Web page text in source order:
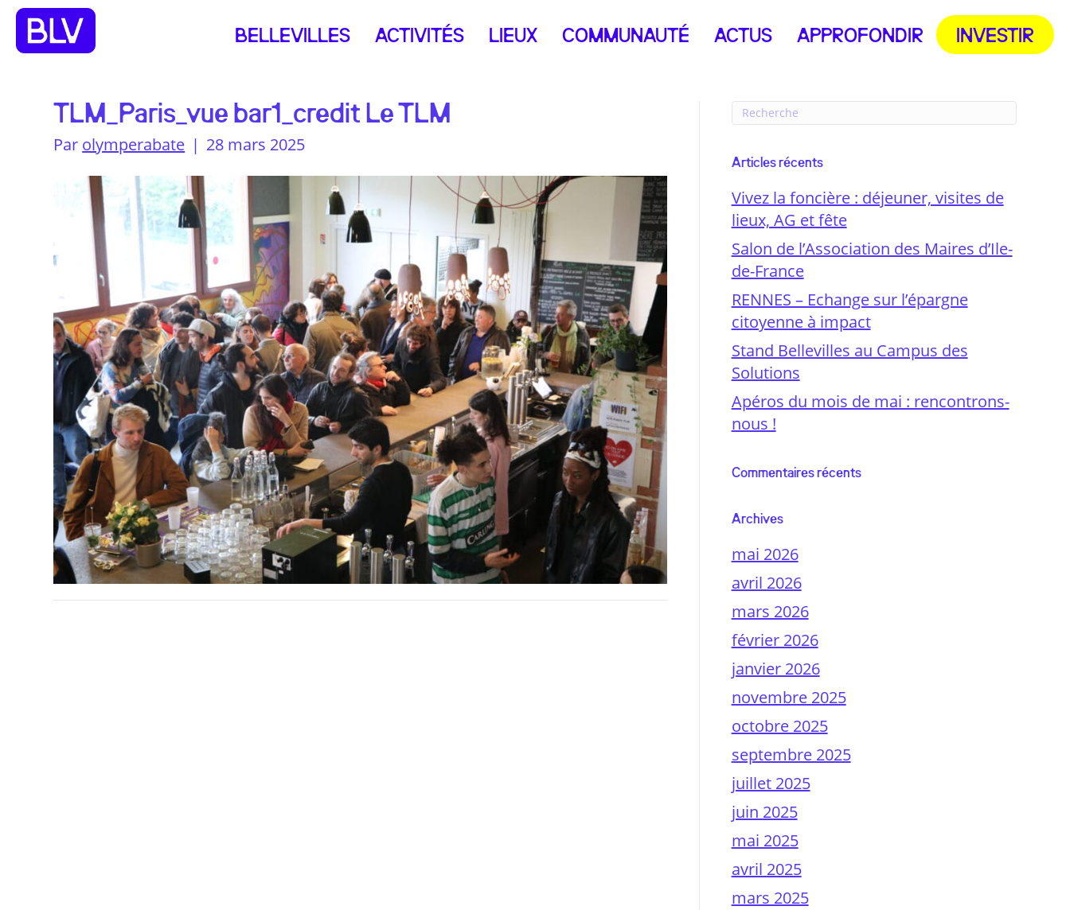
BELLEVILLES ACTIVITÉS LIEUX COMMUNAUTÉ ACTUS APPROFONDIR INVESTIR
TLM_Paris_vue bar1_credit Le TLM
Par olymperabate | 28 mars 2025
Articles récents
Vivez la foncière : déjeuner, visites de
lieux, AG et fête
Salon de l’Association des Maires d’Ile-
de-France
RENNES – Echange sur l’épargne
citoyenne à impact
Stand Bellevilles au Campus des
Solutions
Apéros du mois de mai : rencontrons-
nous !
Commentaires récents
Archives
mai 2026
avril 2026
mars 2026
février 2026
janvier 2026
novembre 2025
octobre 2025
septembre 2025
juillet 2025
juin 2025
mai 2025
avril 2025
mars 2025